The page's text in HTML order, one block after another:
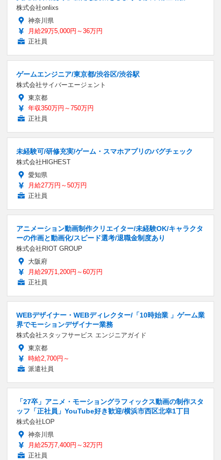
株式会社onlixs
神奈川県
月給29万5,000円～36万円
正社員
ゲームエンジニア/東京都/渋谷区/渋谷駅
株式会社サイバーエージェント
東京都
年収350万円～750万円
正社員
未経験可/研修充実/ゲーム・スマホアプリのバグチェック
株式会社HIGHEST
愛知県
月給27万円～50万円
正社員
アニメーション動画制作クリエイター/未経験OK/キャラクタ
ーの作画と動画化/スピード選考/退職金制度あり
株式会社RIOT GROUP
大阪府
月給29万1,200円～60万円
正社員
WEBデザイナー・WEBディレクター/「10時始業 」ゲーム業
界でモーションデザイナー業務
株式会社スタッフサービス エンジニアガイド
東京都
時給2,700円～
派遣社員
「27卒」アニメ・モーショングラフィックス動画の制作スタ
ッフ「正社員」YouTube好き歓迎/横浜市西区北幸1丁目
株式会社LOP
神奈川県
月給25万7,400円～32万円
正社員